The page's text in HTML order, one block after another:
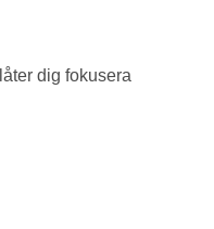
dig fokusera